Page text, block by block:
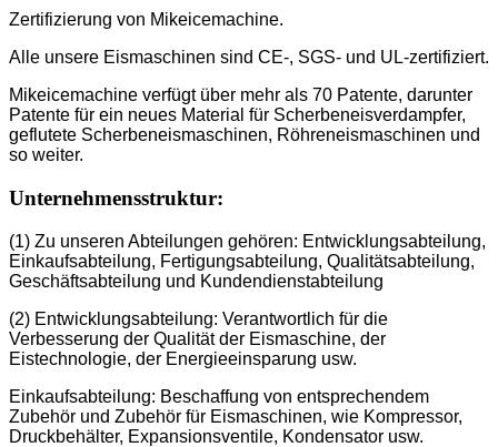
Zertifizierung von Mikeicemachine.
Alle unsere Eismaschinen sind CE-, SGS- und UL-zertifiziert.
Mikeicemachine verfügt über mehr als 70 Patente, darunter
Patente für ein neues Material für Scherbeneisverdampfer,
geflutete Scherbeneismaschinen, Röhreneismaschinen und
so weiter.
Unternehmensstruktur:
(1) Zu unseren Abteilungen gehören: Entwicklungsabteilung,
Einkaufsabteilung, Fertigungsabteilung, Qualitätsabteilung,
Geschäftsabteilung und Kundendienstabteilung
(2) Entwicklungsabteilung: Verantwortlich für die
Verbesserung der Qualität der Eismaschine, der
Eistechnologie, der Energieeinsparung usw.
Einkaufsabteilung: Beschaffung von entsprechendem
Zubehör und Zubehör für Eismaschinen, wie Kompressor,
Druckbehälter, Expansionsventile, Kondensator usw.